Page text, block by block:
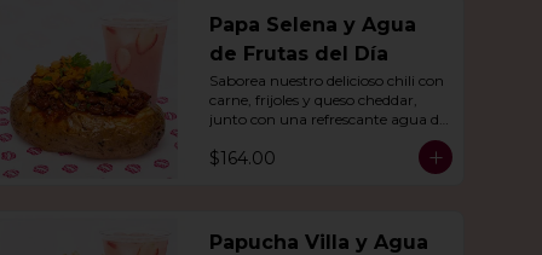
Papa Selena y Agua
de Frutas del Día
Saborea nuestro delicioso chili con
carne, frijoles y queso cheddar,
junto con una refrescante agua de
$164.00
Papucha Villa y Agua